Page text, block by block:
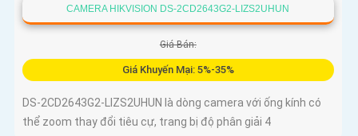
CAMERA HIKVISION DS-2CD2643G2-LIZS2UHUN
Giá Bán:
Giá Khuyến Mại: 5%-35%
DS-2CD2643G2-LIZS2UHUN là dòng camera với ống kính có
thể zoom thay đổi tiêu cự, trang bị độ phân giải 4